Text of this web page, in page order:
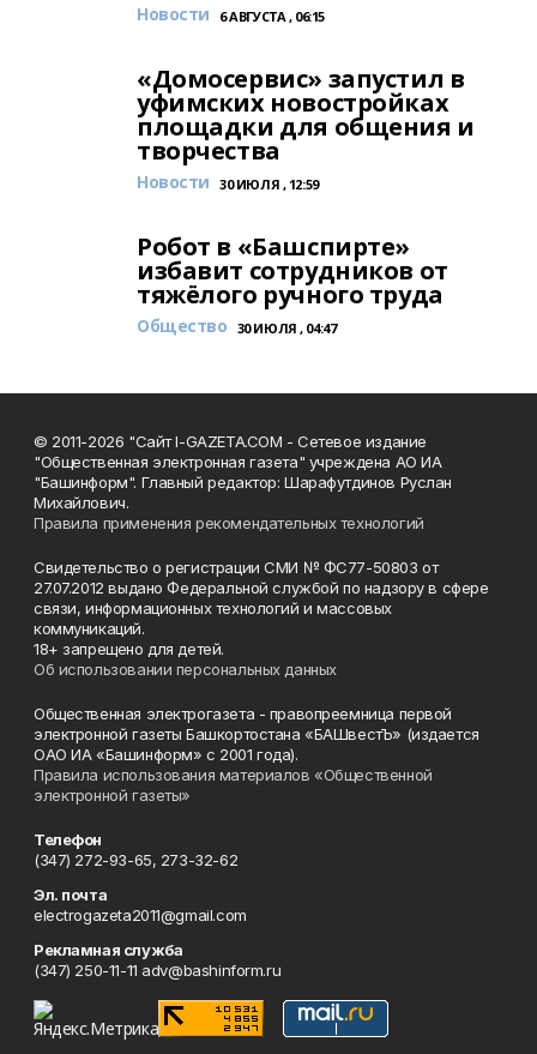
Новости 6 АВГУСТА , 06:15
«Домосервис» запустил в
уфимских новостройках
площадки для общения и
творчества
Новости 30 ИЮЛЯ , 12:59
Робот в «Башспирте»
избавит сотрудников от
тяжёлого ручного труда
Общество 30 ИЮЛЯ , 04:47
© 2011-2026 "Сайт I-GAZETA.COM - Сетевое издание
"Общественная электронная газета" учреждена АО ИА
"Башинформ". Главный редактор: Шарафутдинов Руслан
Михайлович.
Правила применения рекомендательных технологий
Свидетельство о регистрации СМИ № ФС77-50803 от
27.07.2012 выдано Федеральной службой по надзору в сфере
связи, информационных технологий и массовых
коммуникаций.
18+ запрещено для детей.
Об использовании персональных данных
Общественная электрогазета - правопреемница первой
электронной газеты Башкортостана «БАШвестЪ» (издается
ОАО ИА «Башинформ» с 2001 года).
Правила использования материалов «Общественной
электронной газеты»
Телефон
(347) 272-93-65, 273-32-62
Эл. почта
electrogazeta2011@gmail.com
Рекламная служба
(347) 250-11-11 adv@bashinform.ru